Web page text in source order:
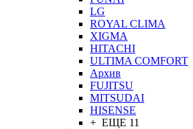
LG
ROYAL CLIMA
XIGMA
HITACHI
ULTIMA COMFORT
Архив
FUJITSU
MITSUDAI
HISENSE
+ ЕЩЕ 11